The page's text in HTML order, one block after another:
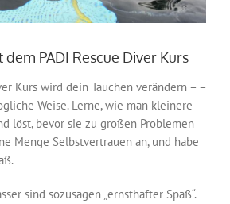
PADI Rescue Diver Kurs
Kurs wird dein Tauchen verändern – –
Weise. Lerne, wie man kleinere
löst, bevor sie zu großen Problemen
Menge Selbstvertrauen an, und habe
sind sozusagen „ernsthafter Spaß“.